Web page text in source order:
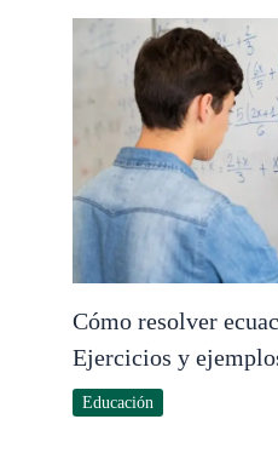
Cómo resolver
Ejercicios y
Educación